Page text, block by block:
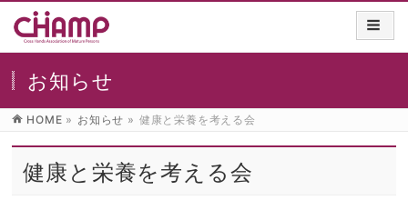
お知らせ
HOME » お知らせ » 健康と栄養を考える会
健康と栄養を考える会